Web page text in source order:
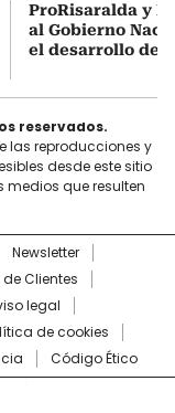
ProRisaralda y
al Gobierno
el desarrollo
reservados.
las reproducciones y
desde este sitio
que resulten
Newsletter
Clientes
legal
de cookies
Código Ético